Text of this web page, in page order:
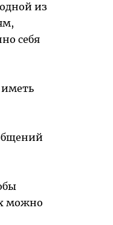
из
себя
иметь
можно